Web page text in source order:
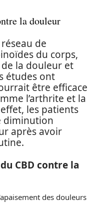
la douleur
de
du corps,
la douleur et
études ont
être efficace
l’arthrite et la
les patients
diminution
après avoir
CBD contre la
des douleurs